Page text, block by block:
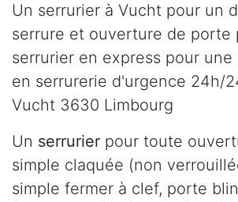
Un serrurier à Vucht pour un
serrure et ouverture de porte
serrurier en express pour
en serrurerie d'urgence 24h/
Vucht 3630 Limbourg
Un serrurier pour toute
simple claquée (non
simple fermer à clef, porte